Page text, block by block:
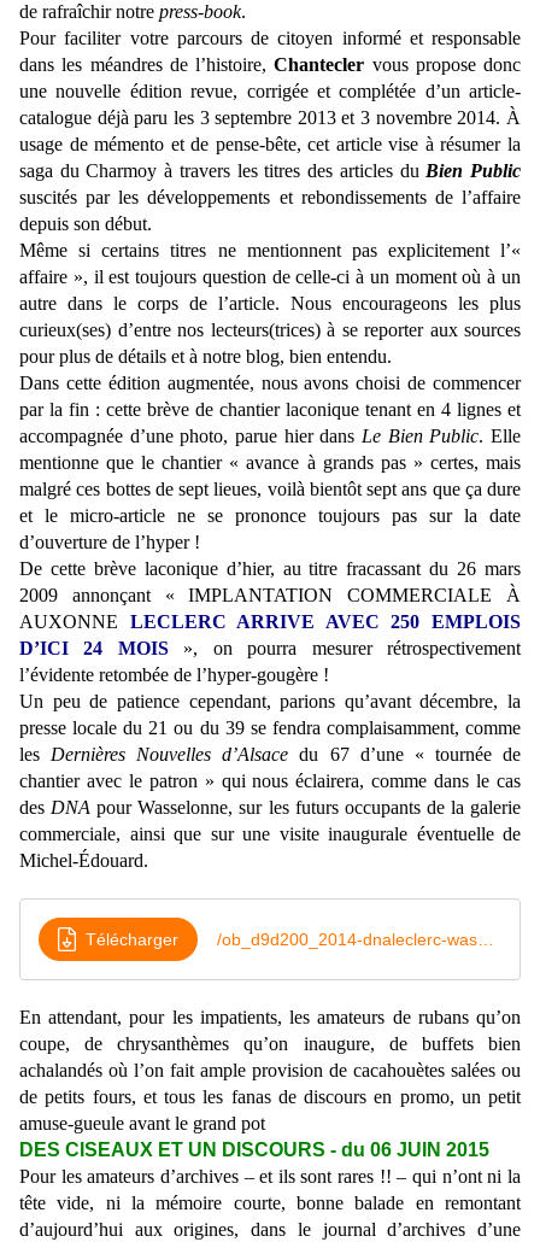
de rafraîchir notre press-book.
Pour faciliter votre parcours de citoyen informé et responsable
dans les méandres de l’histoire,Chantecler vous propose donc
une nouvelle édition revue, corrigée et complétée d’un article-
catalogue déjà paru les 3 septembre 2013 et 3 novembre 2014. À
usage de mémento et de pense-bête, cet article vise à résumer la
saga du Charmoy à travers les titres des articles du Bien Public
suscités par les développements et rebondissements de l’affaire
depuis son début.
Même si certains titres ne mentionnent pas explicitement l’«
affaire », il est toujours question de celle-ci à un moment où à un
autre dans le corps de l’article. Nous encourageons les plus
curieux(ses) d’entre nos lecteurs(trices) à se reporter aux sources
pour plus de détails et à notre blog, bien entendu.
Dans cette édition augmentée, nous avons choisi de commencer
par la fin : cette brève de chantier laconique tenant en 4 lignes et
accompagnée d’une photo, parue hier dans Le Bien Public. Elle
mentionne que le chantier « avance à grands pas » certes, mais
malgré ces bottes de sept lieues, voilà bientôt sept ans que ça dure
et le micro-article ne se prononce toujours pas sur la date
d’ouverture de l’hyper !
De cette brève laconique d’hier, au titre fracassant du 26 mars
2009 annonçant « IMPLANTATION COMMERCIALE À
AUXONNE LECLERC ARRIVE AVEC
250 EMPLOIS
D’ICI 24 MOIS », on pourra mesurer rétrospectivement
l’évidente retombée de l’hyper-gougère !
Un peu de patience cependant, parions qu’avant décembre, la
presse locale du 21 ou du 39 se fendra complaisamment, comme
les Dernières Nouvelles d’Alsace du 67 d’une « tournée de
chantier avec le patron » qui nous éclairera, comme dans le cas
des DNA pour Wasselonne, sur les futurs occupants de la galerie
commerciale, ainsi que sur une visite inaugurale éventuelle de
Michel-Édouard.
Télécharger
En attendant, pour les impatients, les amateurs de rubans qu’on
coupe, de chrysanthèmes qu’on inaugure, de buffets bien
achalandés où l’on fait ample provision de cacahouètes salées ou
de petits fours, et tous les fanas de discours en promo, un petit
amuse-gueule avant le grand pot
DES CISEAUX ET UN DISCOURS - du 06 JUIN 2015
Pour les amateurs d’archives – et ils sont rares !! – qui n’ont ni la
tête vide, ni la mémoire courte, bonne balade en remontant
d’aujourd’hui aux origines, dans le journal d’archives d’une